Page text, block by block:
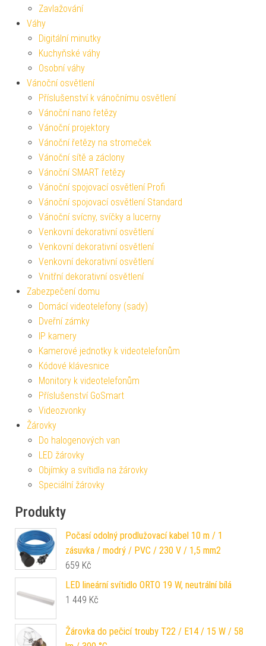
Zavlažování
Váhy
Digitální minutky
Kuchyňské váhy
Osobní váhy
Vánoční osvětlení
Příslušenství k vánočnímu osvětlení
Vánoční nano řetězy
Vánoční projektory
Vánoční řetězy na stromeček
Vánoční sítě a záclony
Vánoční SMART řetězy
Vánoční spojovací osvětlení Profi
Vánoční spojovací osvětlení Standard
Vánoční svícny, svíčky a lucerny
Venkovní dekorativní osvětlení
Venkovní dekorativní osvětlení
Venkovní dekorativní osvětlení
Vnitřní dekorativní osvětlení
Zabezpečení domu
Domácí videotelefony (sady)
Dveřní zámky
IP kamery
Kamerové jednotky k videotelefonům
Kódové klávesnice
Monitory k videotelefonům
Příslušenství GoSmart
Videozvonky
Žárovky
Do halogenových van
LED žárovky
Objímky a svítidla na žárovky
Speciální žárovky
Produkty
Počasí odolný prodlužovací kabel 10 m / 1
zásuvka / modrý / PVC / 230 V / 1,5 mm2
659 Kč
LED lineární svítidlo ORTO 19 W, neutrální bílá
1 449 Kč
Žárovka do pečicí trouby T22 / E14 / 15 W / 58